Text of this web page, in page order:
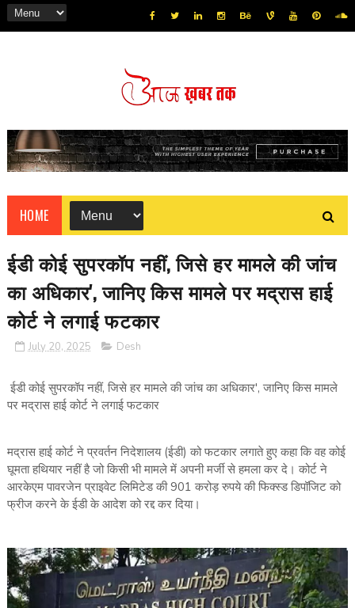
HOME
ईडी कोई सुपरकॉप नहीं, जिसे हर मामले की जांच
का अधिकार', जानिए किस मामले पर मद्रास हाई
कोर्ट ने लगाई फटकार
July 20, 2025 Desh
ईडी कोई सुपरकॉप नहीं, जिसे हर मामले की जांच का अधिकार', जानिए किस मामले
पर मद्रास हाई कोर्ट ने लगाई फटकार
मद्रास हाई कोर्ट ने प्रवर्तन निदेशालय (ईडी) को फटकार लगाते हुए कहा कि वह कोई
घूमता हथियार नहीं है जो किसी भी मामले में अपनी मर्जी से हमला कर दे। कोर्ट ने
आरकेएम पावरजेन प्राइवेट लिमिटेड की 901 करोड़ रुपये की फिक्स्ड डिपॉजिट को
फ्रीज करने के ईडी के आदेश को रद्द कर दिया।